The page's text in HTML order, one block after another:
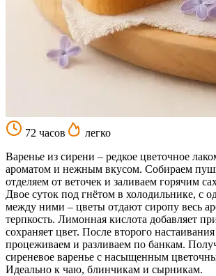
72 часов
легко
Варенье из сирени – редкое цветочное
ароматом и нежным вкусом. Собираем
отделяем от веточек и заливаем горячим
Двое суток под гнётом в холодильнике, с
между ними – цветы отдают сиропу весь
терпкость. Лимонная кислота добавляет
сохраняет цвет. После второго
процеживаем и разливаем по банкам.
сиреневое варенье с насыщенным
Идеально к чаю, блинчикам и сырникам.